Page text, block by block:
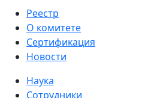
Реестр
О комитете
Сертификация
Новости
Наука
Сотрудники